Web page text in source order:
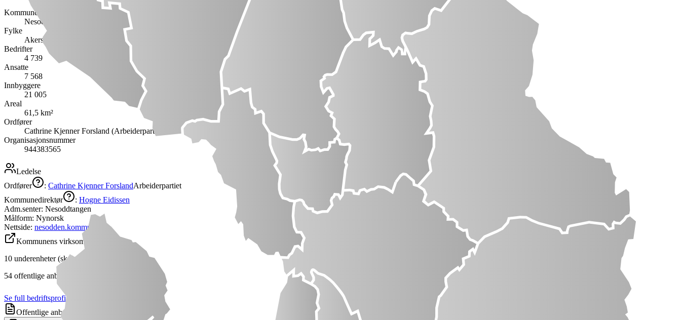
Kommune
Nesodden
Fylke
Akershus
Bedrifter
4 739
Ansatte
7 568
Innbyggere
21 005
Areal
61,5 km²
Ordfører
Cathrine Kjenner Forsland (Arbeiderpartiet)
Organisasjonsnummer
944383565
Ledelse
Ordfører
: Cathrine Kjenner ForslandArbeiderpartiet
Kommunedirektør
: Hogne Eidissen
Adm.senter: Nesoddtangen
Målform: Nynorsk
Nettside: nesodden.kommune.no
Kommunens virksomhet
10 underenheter (skoler, barnehager, etc.)
54 offentlige anbud
Se full bedriftsprofil
Offentlige anbud